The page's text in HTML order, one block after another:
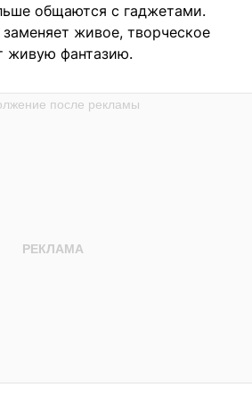
общаются с гаджетами.
живое, творческое
живую фантазию.